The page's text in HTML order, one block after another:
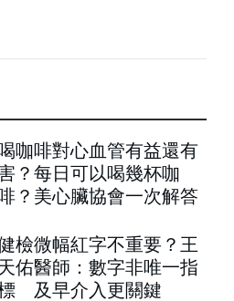
咖啡對心血管有益還有
？每日可以喝幾杯咖
？美心臟協會一次解答
檢微幅紅字不重要？王
佑醫師：數字非唯一指
及早介入更關鍵